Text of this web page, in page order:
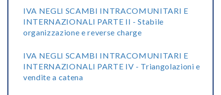
IVA NEGLI SCAMBI INTRACOMUNITARI E
INTERNAZIONALI PARTE II - Stabile
organizzazione e reverse charge
IVA NEGLI SCAMBI INTRACOMUNITARI E
INTERNAZIONALI PARTE IV - Triangolazioni e
vendite a catena